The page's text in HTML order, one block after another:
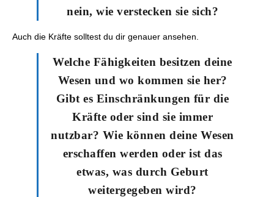
nein, wie verstecken sie sich?
Auch die Kräfte solltest du dir genauer ansehen.
Welche Fähigkeiten besitzen deine
Wesen und wo kommen sie her?
Gibt es Einschränkungen für die
Kräfte oder sind sie immer
nutzbar? Wie können deine Wesen
erschaffen werden oder ist das
etwas, was durch Geburt
weitergegeben wird?